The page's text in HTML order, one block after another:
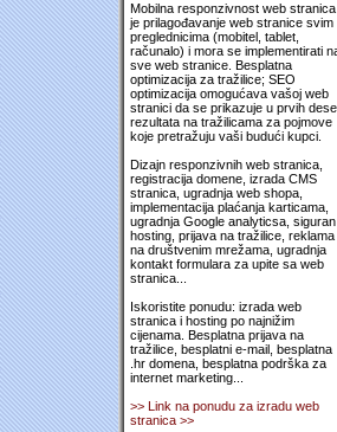
Mobilna responzivnost web stranica
je prilagođavanje web stranice svim
preglednicima (mobitel, tablet,
računalo) i mora se implementirati
sve web stranice. Besplatna
optimizacija za tražilice; SEO
optimizacija omogućava vašoj web
stranici da se prikazuje u prvih
rezultata na tražilicama za pojmove
koje pretražuju vaši budući kupci.
Dizajn responzivnih web stranica,
registracija domene, izrada CMS
stranica, ugradnja web shopa,
implementacija plaćanja karticama,
ugradnja Google analyticsa, siguran
hosting, prijava na tražilice, reklama
na društvenim mrežama, ugradnja
kontakt formulara za upite sa web
stranica...
Iskoristite ponudu: izrada web
stranica i hosting po najnižim
cijenama. Besplatna prijava na
tražilice, besplatni e-mail, besplatna
.hr domena, besplatna podrška za
internet marketing...
>> Link na ponudu za izradu web
stranica >>